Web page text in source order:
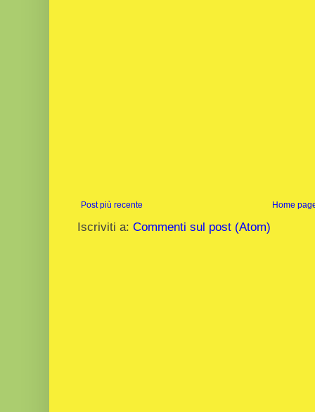
Post più recente Home
Iscriviti a: Commenti sul post (Atom)